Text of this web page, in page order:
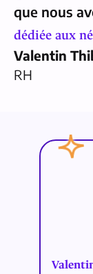
que nous
dédiée aux
Valentin
RH